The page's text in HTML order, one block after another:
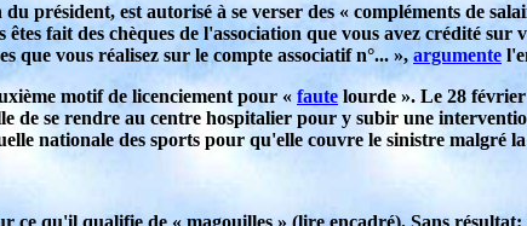
président, est autorisé à se verser des « compléments de
fait des chèques de l'association que vous avez crédité
que vous réalisez sur le compte associatif n°... », argumente
motif de licenciement pour « faute lourde ». Le 28
de se rendre au centre hospitalier pour y subir une
nationale des sports pour qu'elle couvre le sinistre malgré
qu'il qualifie de « magouilles » (lire encadré). Sans